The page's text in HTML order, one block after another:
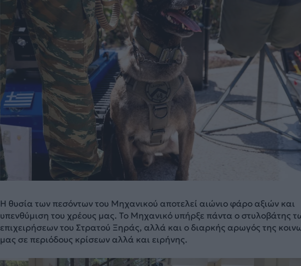
Η θυσία των πεσόντων του Μηχανικού αποτελεί αιώνιο φάρο αξιών και
υπενθύμιση του χρέους μας. Το Μηχανικό υπήρξε πάντα ο στυλοβάτης
επιχειρήσεων του Στρατού Ξηράς, αλλά και ο διαρκής αρωγός της
μας σε περιόδους κρίσεων αλλά και ειρήνης.